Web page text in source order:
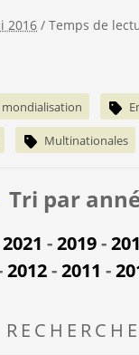
2016 / Temps de
Multinationales
Tri par
2021 -2019-
2012-2011 -